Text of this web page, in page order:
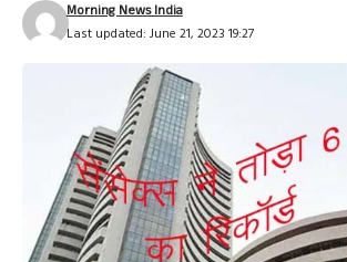
Last updated: June 21, 2023 19:27
Morning News India